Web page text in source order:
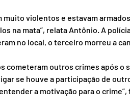
muito violentos e estavam
na mata”, relata Antônio. A
no local, o terceiro morreu a
cometeram outros crimes após o
se houve a participação de
a motivação para o crime”,